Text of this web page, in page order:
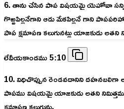
6. తాను చేసిన పాప విషయమై యెహోవా
గొఱ్ఱపిల్లనేగాని ఆడు మేకపిల్లనే గాని
పాప క్షమాపణ కలుగునట్లు యాజకుడు అతని
లేవీయకాండము 5:10
10. విధిచొప్పున రెండవదానిని దహనబలిగా
పాపము విషయమై యాజకుడు అతని